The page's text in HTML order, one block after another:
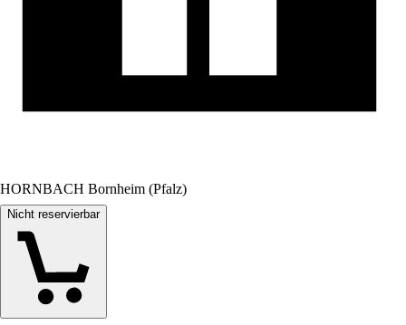
HORNBACH Bornheim (Pfalz)
Nicht reservierbar